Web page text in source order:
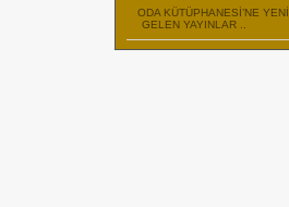
ODA KÜTÜPHANESİ’NE YENİ
GELEN YAYINLAR ..